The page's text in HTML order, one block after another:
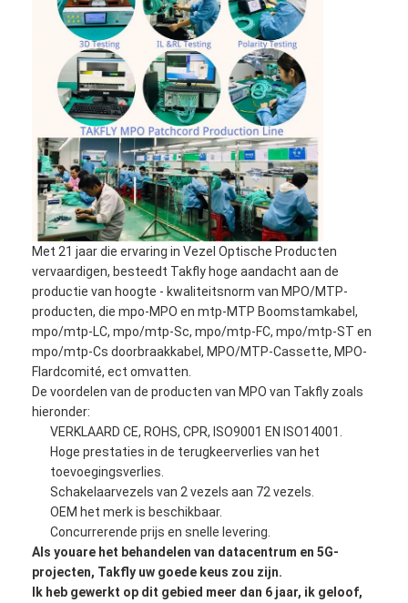
Met 21 jaar die ervaring in Vezel Optische Producten
vervaardigen, besteedt Takfly hoge aandacht aan de
productie van hoogte - kwaliteitsnorm van MPO/MTP-
producten, die mpo-MPO en mtp-MTP Boomstamkabel,
mpo/mtp-LC, mpo/mtp-Sc, mpo/mtp-FC, mpo/mtp-ST en
mpo/mtp-Cs doorbraakkabel, MPO/MTP-Cassette, MPO-
Flardcomité, ect omvatten.
De voordelen van de producten van MPO van Takfly zoals
hieronder:
VERKLAARD CE, ROHS, CPR, ISO9001 EN ISO14001.
Hoge prestaties in de terugkeerverlies van het
toevoegingsverlies.
Schakelaarvezels van 2 vezels aan 72 vezels.
OEM het merk is beschikbaar.
Concurrerende prijs en snelle levering.
Als youare het behandelen van datacentrum en 5G-
projecten, Takfly uw goede keus zou zijn.
Ik heb gewerkt op dit gebied meer dan 6 jaar, ik geloof,